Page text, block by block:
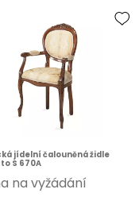
jídelní čalouněná židle
S 670A
na vyžádání